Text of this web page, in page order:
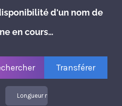
d'un nom de
en cours…
Longueur maximale